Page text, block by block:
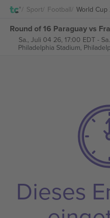
Sport Football World
Sa., Juli 04 26, 17:00 EDT-
Philadelphia Stadium,
Dieses